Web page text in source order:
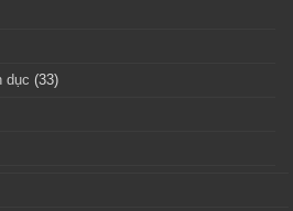
dục (33)